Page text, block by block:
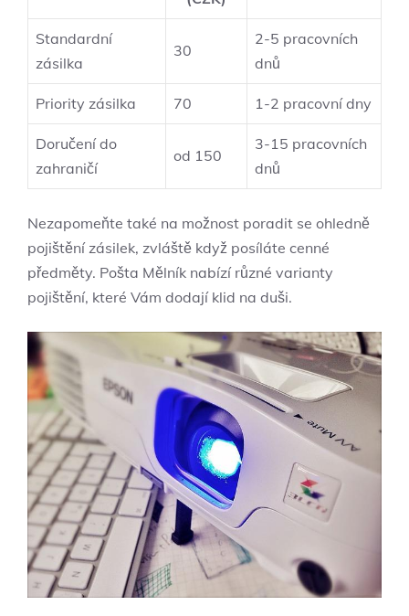
Standardní
zásilka
30
2-5 pracovních
dnů
Priority zásilka 70 1-2 pracovní dny
Doručení do⁢
zahraničí
od‌ 150
3-15​ pracovních⁢
dnů
Nezapomeňte také na možnost poradit se ohledně
pojištění zásilek,‍ zvláště když posíláte cenné ​
předměty. Pošta Mělník nabízí různé ⁢varianty
pojištění, které Vám dodají ⁢klid na duši.